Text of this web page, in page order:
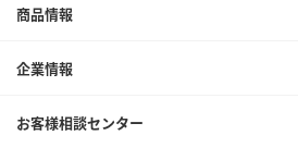
商品情報
企業情報
お客様相談センター